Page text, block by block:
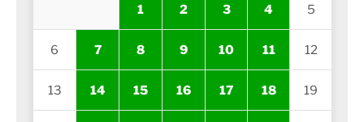
1 2 3 4 5
6 7 8 9 10 11 12
13 14 15 16 17 18 19